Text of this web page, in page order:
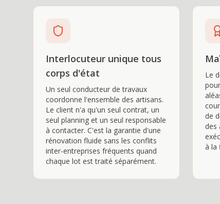
Interlocuteur unique tous
corps d'état
Un seul conducteur de travaux
coordonne l'ensemble des artisans.
Le client n'a qu'un seul contrat, un
seul planning et un seul responsable
à contacter. C'est la garantie d'une
rénovation fluide sans les conflits
inter-entreprises fréquents quand
chaque lot est traité séparément.
Le
de
des
à la